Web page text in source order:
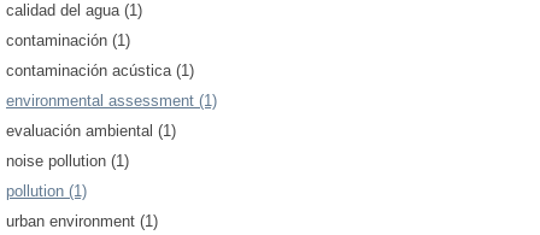
calidad del agua (1)
contaminación (1)
contaminación acústica (1)
environmental assessment (1)
evaluación ambiental (1)
noise pollution (1)
pollution (1)
urban environment (1)